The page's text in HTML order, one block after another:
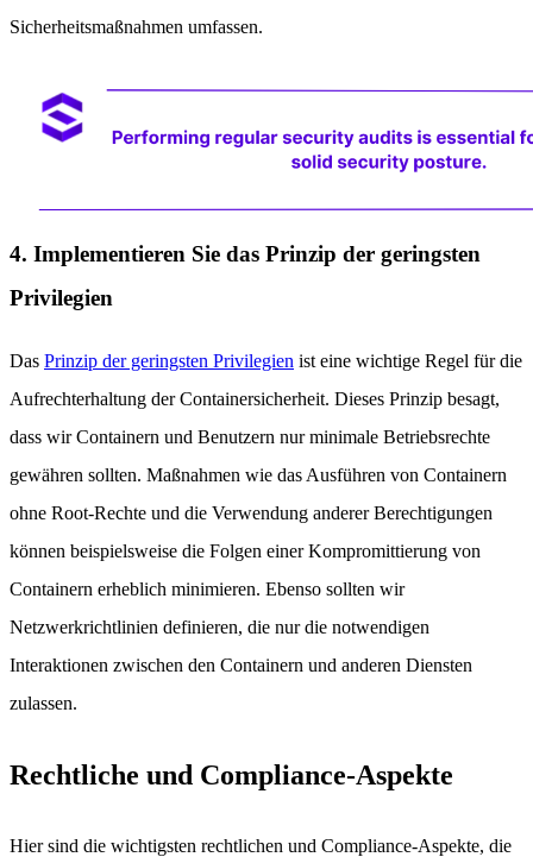
Sicherheitsmaßnahmen umfassen.
4. Implementieren Sie das Prinzip der geringsten
Privilegien
Das Prinzip der geringsten Privilegien ist eine wichtige Regel für die
Aufrechterhaltung der Containersicherheit. Dieses Prinzip besagt,
dass wir Containern und Benutzern nur minimale Betriebsrechte
gewähren sollten. Maßnahmen wie das Ausführen von Containern
ohne Root-Rechte und die Verwendung anderer Berechtigungen
können beispielsweise die Folgen einer Kompromittierung von
Containern erheblich minimieren. Ebenso sollten wir
Netzwerkrichtlinien definieren, die nur die notwendigen
Interaktionen zwischen den Containern und anderen Diensten
zulassen.
Rechtliche und Compliance-Aspekte
Hier sind die wichtigsten rechtlichen und Compliance-Aspekte, die